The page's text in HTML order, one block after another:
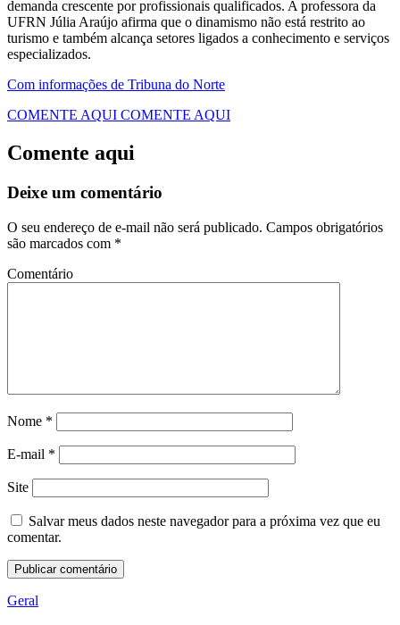
demanda crescente por profissionais qualificados. A professora da
UFRN Júlia Araújo afirma que o dinamismo não está restrito ao
turismo e também alcança setores ligados a conhecimento e serviços
especializados.
Com informações de Tribuna do Norte
COMENTE AQUI COMENTE AQUI
Comente aqui
Deixe um comentário
O seu endereço de e-mail não será publicado. Campos obrigatórios
são marcados com *
Comentário
Nome *
E-mail *
Site
Salvar meus dados neste navegador para a próxima vez que eu
comentar.
Geral